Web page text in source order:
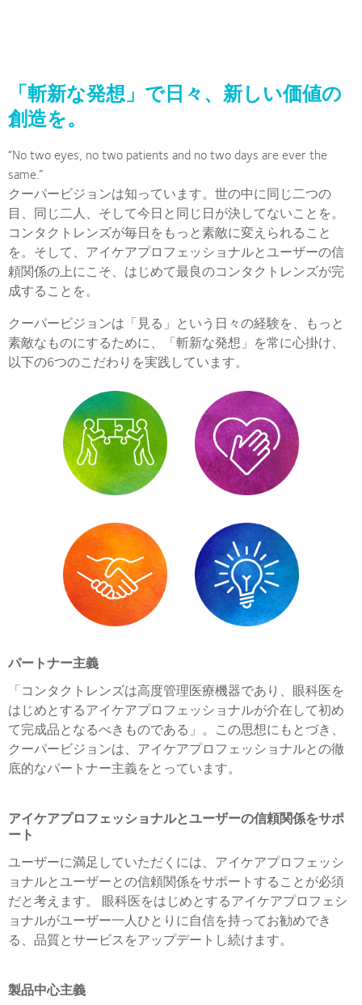
「斬新な発想」で日々、新しい価値の
創造を。
“No two eyes, no two patients and no two days are ever the
same.”
クーパービジョンは知っています。世の中に同じ二つの
目、同じ二人、そして今日と同じ日が決してないことを。
コンタクトレンズが毎日をもっと素敵に変えられること
を。そして、アイケアプロフェッショナルとユーザーの信
頼関係の上にこそ、はじめて最良のコンタクトレンズが完
成することを。
クーパービジョンは「見る」という日々の経験を、もっと
素敵なものにするために、「斬新な発想」を常に心掛け、
以下の6つのこだわりを実践しています。
パートナー主義
「コンタクトレンズは高度管理医療機器であり、眼科医を
はじめとするアイケアプロフェッショナルが介在して初め
て完成品となるべきものである」。この思想にもとづき、
クーパービジョンは、アイケアプロフェッショナルとの徹
底的なパートナー主義をとっています。
アイケアプロフェッショナルとユーザーの信頼関係をサポ
ート
ユーザーに満足していただくには、アイケアプロフェッシ
ョナルとユーザーとの信頼関係をサポートすることが必須
だと考えます。 眼科医をはじめとするアイケアプロフェシ
ョナルがユーザー一人ひとりに自信を持ってお勧めでき
る、品質とサービスをアップデートし続けます。
製品中心主義